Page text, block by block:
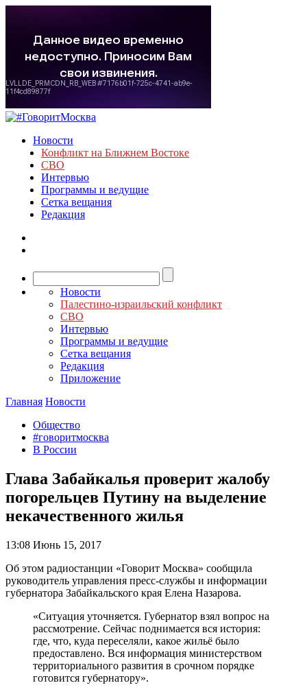
Новости
Конфликт на Ближнем Востоке
СВО
Интервью
Программы и ведущие
Сетка вещания
Редакция
Новости
Палестино-израильский конфликт
СВО
Интервью
Программы и ведущие
Сетка вещания
Редакция
Приложение
Главная Новости
Общество
#говоритмосква
В России
Глава Забайкалья проверит жалобу
погорельцев Путину на выделение
некачественного жилья
13:08 Июнь 15, 2017
Об этом радиостанции «Говорит Москва» сообщила
руководитель управления пресс-службы и информации
губернатора Забайкальского края Елена Назарова.
«Ситуация уточняется. Губернатор взял вопрос на
рассмотрение. Сейчас поднимается вся история:
где, что, куда переселяли, какое жильё было
предоставлено. Вся информация министерством
территориального развития в срочном порядке
готовится губернатору».